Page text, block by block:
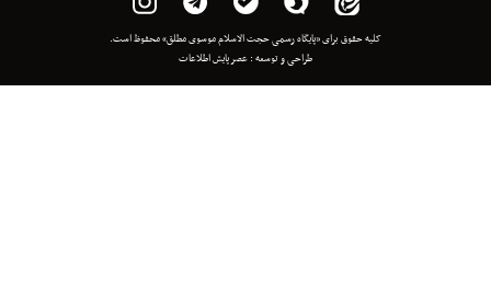
برای «پایگاه رسمی حجت الاسلام موسوی مطلق» محفوظ است.